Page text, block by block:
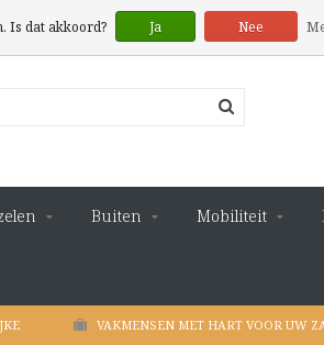
Buiten Mobiliteit
VAKMENSEN MET HART VOOR UW
Is dat akkoord? Ja Nee